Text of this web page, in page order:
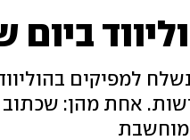
עמודים שנשלח למפיקים
אחת מהן: שכתוב